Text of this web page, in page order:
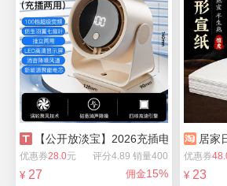
【公开放淡宝】2026充插电两用超强
优惠券28.0元 评分4.89 销量400
¥ 27 佣金15%
居家
优惠券
¥ 23